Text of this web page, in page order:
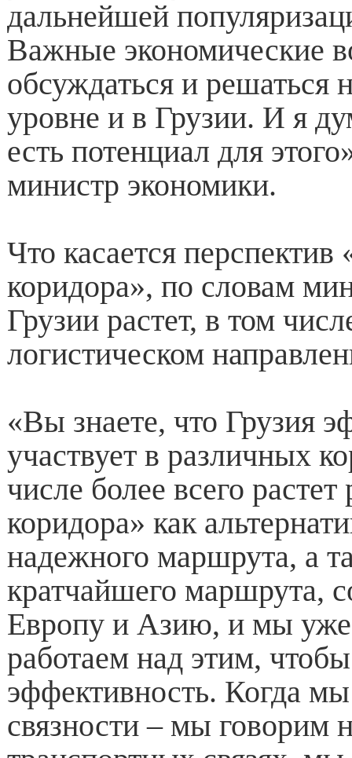
дальнейшей
Важные экономические
обсуждаться и решаться
уровне и в Грузии. И я
есть потенциал для
министр экономики.
Что касается перспектив
коридора», по словам
Грузии растет, в том
логистическом
«Вы знаете, что Грузия
участвует в различных
числе более всего
коридора» как
надежного маршрута, а
кратчайшего маршрута,
Европу и Азию, и мы
работаем над этим,
эффективность. Когда
связности – мы говорим